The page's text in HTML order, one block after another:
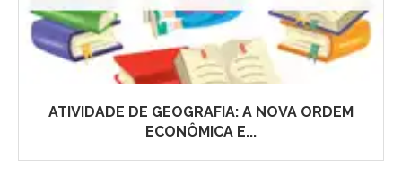
ATIVIDADE DE GEOGRAFIA: A NOVA ORDEM
ECONÔMICA E...